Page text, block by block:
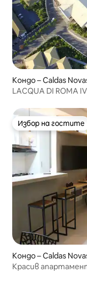
Кондо – Caldas
LACQUA DI ROMA
Избор на гостите
Избор на гостите
Кондо – Caldas
Красив